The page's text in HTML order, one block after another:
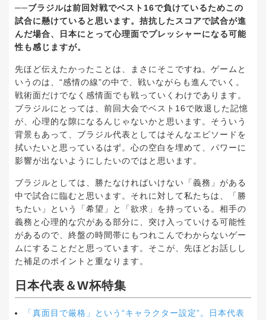
──ブラジルは前回対戦でベスト16で負けているためこの
試合に懸けていると思います。拮抗したスコアで試合が進
んだ場合、日本にとって心理面でプレッシャーになる可能
性も感じますが。
先ほど伝えたかったことは、まさにそこですね。ゲームと
いうのは、“感情の線”の中で、戦いながらも進んでいく。
戦術面だけでなく感情面でも戦っていくわけであります。
ブラジルにとっては、前回大会でベスト16で敗退した記憶
が、心理的な隙になるんじゃないかと思います。そういう
背景もあって、ブラジル代表としてはそんなエピソードを
拭いたいと思っているはず。心の空白を埋めて、パワーに
影響が出ないようにしたいのではと思います。
ブラジルとしては、勝たなければいけない「義務」がある
中で試合に臨むと思います。それに対して私たちは、「勝
ちたい」という「希望」と「欲求」を持っている。相手の
義務と心理的な穴がある部分に、突け入っていける可能性
があるので、終盤の時間帯にもつれこんでわからないゲー
ムにすることだと思っています。そこが、先ほどお話しし
た補足のポイントと重なります。
日本代表＆W杯特集
「真面目で厳格」という“キャラクター設定”。日本代表